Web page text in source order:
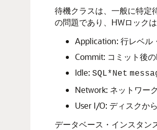
待機クラスは、一般に特定
の問題であり、HWロック
Application: 行レベル
Commit: コミット後の
Idle: SQL*Net
Network: ネットワー
User I/O: ディスクか
データベース・インスタン